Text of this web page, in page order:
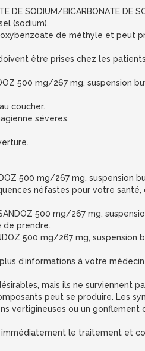
SODIUM/BICARBONATE DE
(sodium).
de méthyle et peut
être prises chez les
500 mg/267 mg, suspension
coucher.
sévères.
500 mg/267 mg, suspension
néfastes pour votre
500 mg/267 mg,
de prendre.
500 mg/267 mg,
d’informations à votre
mais ils ne surviennent
peut se produire. Les
vertigineuses ou un gonflement
immédiatement le traitement et